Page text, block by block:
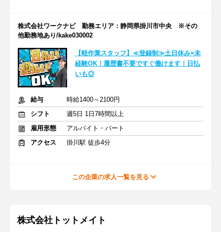
株式会社ワークナビ 勤務エリア：静岡県掛川市中央 ※その
他勤務地あり/kake030002
【軽作業スタッフ】≪登録制≫土日休み×未
経験OK！履歴書不要ですぐ働けます！日払
いも◎
給与
時給1400～2100円
シフト
週5日 1日7時間以上
雇用形態
アルバイト・パート
アクセス
掛川駅 徒歩4分
この企業の求人一覧を見る
株式会社トットメイト